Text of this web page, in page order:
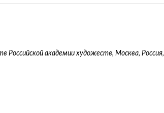
Российской академии художеств, Москва, Россия,